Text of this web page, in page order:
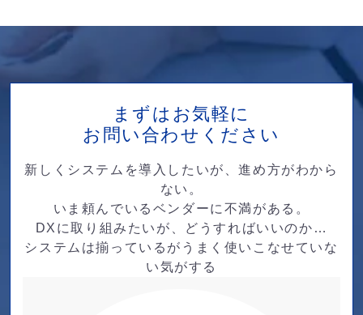
まずはお気軽に
お問い合わせください
新しくシステムを導入したいが、進め方がわから
ない。
いま頼んでいるベンダーに不満がある。
DXに取り組みたいが、どうすればいいのか…
システムは揃っているがうまく使いこなせていな
い気がする